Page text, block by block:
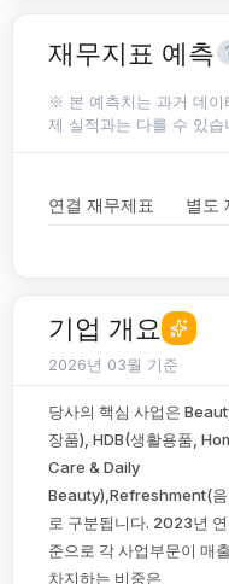
재무지표 예측
※ 본 예측치는 과거 데이
제 실적과는 다를 수 있습
연결 재무제표 별도
기업 개요
2026년 03월 기준
당사의 핵심 사업은
장품), HDB(생활용품,
Care & Daily
Beauty),Refreshment(음
로 구분됩니다. 2023년 연
준으로 각 사업부문이 매
차지하는 비중은